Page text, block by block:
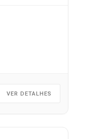
VER DETALHES